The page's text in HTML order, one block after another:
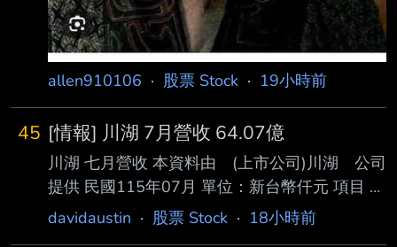
allen910106 · 股票 Stock · 19小時前
45 [情報] 川湖 7月營收 64.07億
川湖 七月營收 本資料由 (上市公司)川湖 公司
提供 民國115年07月 單位：新台幣仟元 項目 營
業收入淨額 本月 6,407,256 去年同期
davidaustin · 股票 Stock · 18小時前